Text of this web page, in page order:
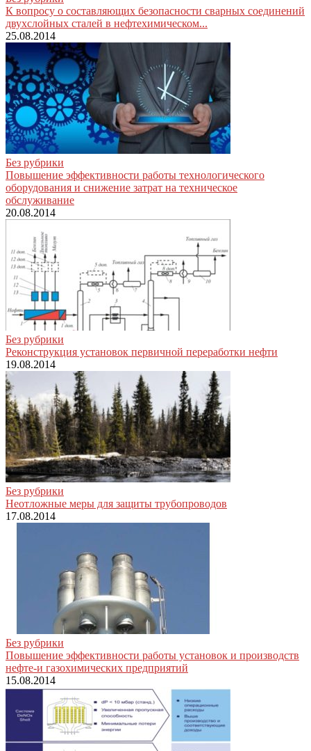
К вопросу о составляющих безопасности сварных соединений
двухслойных сталей в нефтехимическом...
25.08.2014
Без рубрики
Повышение эффективности работы технологического
оборудования и снижение затрат на техническое
обслуживание
20.08.2014
Без рубрики
Реконструкция установок первичной переработки нефти
19.08.2014
Без рубрики
Неотложные меры для защиты трубопроводов
17.08.2014
Без рубрики
Повышение эффективности работы установок и производств
нефте-и газохимических предприятий
15.08.2014